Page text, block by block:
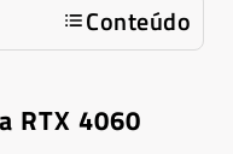
Conteúdo
RTX 4060